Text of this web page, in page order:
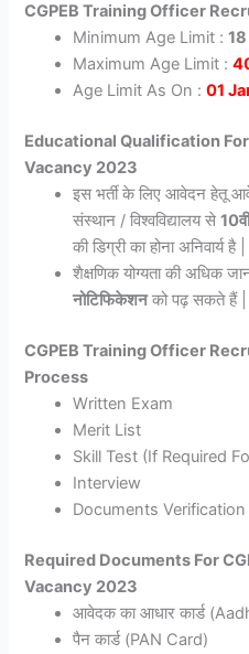
CGPEB Training Officer
Minimum Age Limit :
Maximum Age Limit :
Age Limit As On :01
Educational Qualification
Vacancy 2023
इस भर्ती के लिए आवेदन हेतू
संस्थान / विश्वविद्यालय से
की डिग्री का होना अनिवार्य है |
शैक्षणिक योग्यता की अधिक
नोटिफिकेशनको पढ़ सकते हैं |
CGPEB Training Officer
Process
Written Exam
Merit List
Skill Test (If Required
Interview
Documents Verification
Required Documents For
Vacancy 2023
आवेदक का आधार कार्ड
पैन कार्ड (PAN Card)